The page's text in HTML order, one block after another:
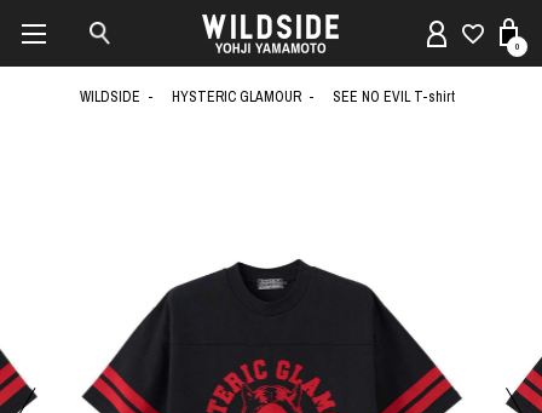
0
WILDSIDE HYSTERIC GLAMOUR SEE NO EVIL T-shirt